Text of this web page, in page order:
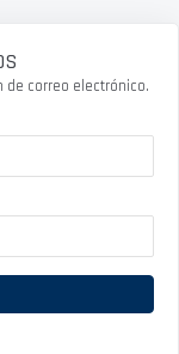
correo electrónico.